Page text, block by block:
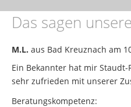
Das sagen
M.L. aus Bad Kreuznach am
Ein Bekannter hat mir
sehr zufrieden mit unserer
Beratungskompetenz: